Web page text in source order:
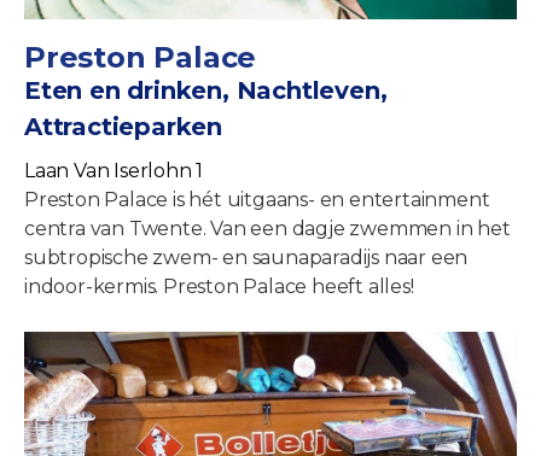
Preston Palace
Eten en drinken, Nachtleven,
Attractieparken
Laan Van Iserlohn 1
Preston Palace is hét uitgaans- en entertainment
centra van Twente. Van een dagje zwemmen in het
subtropische zwem- en saunaparadijs naar een
indoor-kermis. Preston Palace heeft alles!